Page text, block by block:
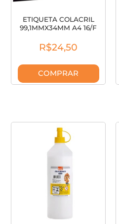
ETIQUETA COLACRIL
99,1MMX34MM A4 16/F
R$24,50
COMPRAR